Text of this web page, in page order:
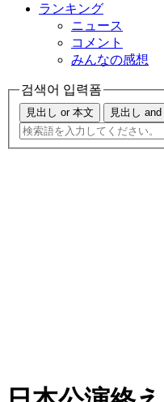
ランキング
ニュース
コメント
みんなの感想
검색어 입력폼
見出し or 本文 見出し